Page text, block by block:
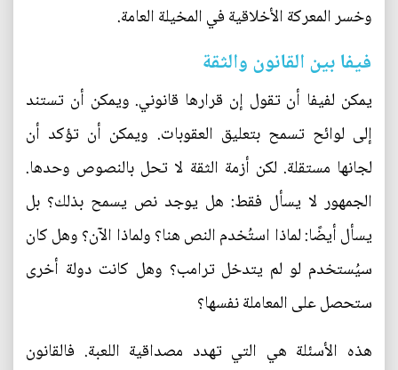
وخسر المعركة الأخلاقية في المخيلة العامة.
فيفا بين القانون والثقة
يمكن لفيفا أن تقول إن قرارها قانوني. ويمكن أن تستند
إلى لوائح تسمح بتعليق العقوبات. ويمكن أن تؤكد أن
لجانها مستقلة. لكن أزمة الثقة لا تحل بالنصوص وحدها.
الجمهور لا يسأل فقط: هل يوجد نص يسمح بذلك؟ بل
يسأل أيضًا: لماذا استُخدم النص هنا؟ ولماذا الآن؟ وهل كان
سيُستخدم لو لم يتدخل ترامب؟ وهل كانت دولة أخرى
ستحصل على المعاملة نفسها؟
هذه الأسئلة هي التي تهدد مصداقية اللعبة. فالقانون